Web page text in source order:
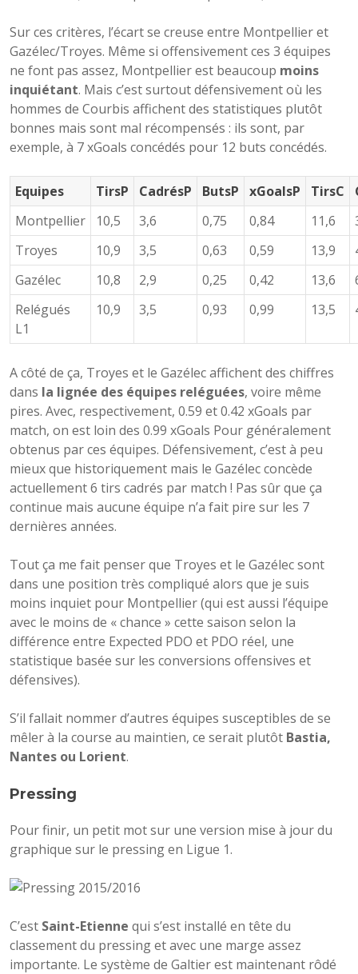
Sur ces critères, l’écart se creuse entre Montpellier et
Gazélec/Troyes. Même si offensivement ces 3 équipes
ne font pas assez, Montpellier est beaucoup moins
inquiétant. Mais c’est surtout défensivement où les
hommes de Courbis affichent des statistiques plutôt
bonnes mais sont mal récompensés : ils sont, par
exemple, à 7 xGoals concédés pour 12 buts concédés.
Equipes TirsP CadrésP ButsP xGoalsP TirsC
Montpellier
10,5 3,6 0,75 0,84 11,6
Troyes
10,9 3,5 0,63 0,59 13,9
Gazélec
10,8 2,9 0,25 0,42 13,6
Relégués
L1
10,9 3,5 0,93 0,99 13,5
A côté de ça, Troyes et le Gazélec affichent des chiffres
dans la lignée des équipes reléguées, voire même
pires. Avec, respectivement, 0.59 et 0.42 xGoals par
match, on est loin des 0.99 xGoals Pour généralement
obtenus par ces équipes. Défensivement, c’est à peu
mieux que historiquement mais le Gazélec concède
actuellement 6 tirs cadrés par match ! Pas sûr que ça
continue mais aucune équipe n’a fait pire sur les 7
dernières années.
Tout ça me fait penser que Troyes et le Gazélec sont
dans une position très compliqué alors que je suis
moins inquiet pour Montpellier (qui est aussi l’équipe
avec le moins de « chance » cette saison selon la
différence entre Expected PDO et PDO réel, une
statistique basée sur les conversions offensives et
défensives).
S’il fallait nommer d’autres équipes susceptibles de se
mêler à la course au maintien, ce serait plutôt Bastia,
Nantes ou Lorient.
Pressing
Pour finir, un petit mot sur une version mise à jour du
graphique sur le pressing en Ligue 1.
C’est Saint-Etienne qui s’est installé en tête du
classement du pressing et avec une marge assez
importante. Le système de Galtier est maintenant rôdé